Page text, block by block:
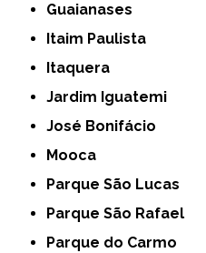
Guaianases
Itaim Paulista
Itaquera
Jardim Iguatemi
José Bonifácio
Mooca
Parque São Lucas
Parque São Rafael
Parque do Carmo